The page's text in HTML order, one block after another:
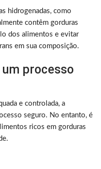
hidrogenadas, como
contêm gorduras
dos alimentos e evitar
em sua composição.
processo
e controlada, a
seguro. No entanto, é
ricos em gorduras